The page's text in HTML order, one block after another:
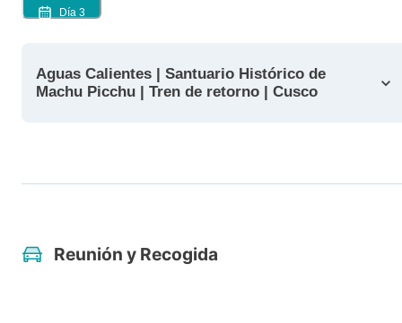
Día 3
Aguas Calientes | Santuario Histórico de
Machu Picchu | Tren de retorno | Cusco
Reunión y Recogida